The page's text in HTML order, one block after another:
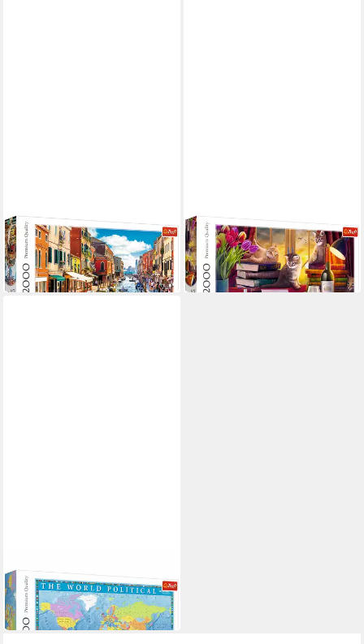
Puzzle Trefl, Murano Island,
2000 Teile Puzzle
ab 20,31 €
in 2-3 Werktagen bei dir
Puzzle Trefl, Katzenabend,
2000 Teile Puzzle
21,23 €
in 2-3 Werktagen bei dir
Puzzle Politische Weltkarte
ab 20,31 €
in 2-3 Werktagen bei dir